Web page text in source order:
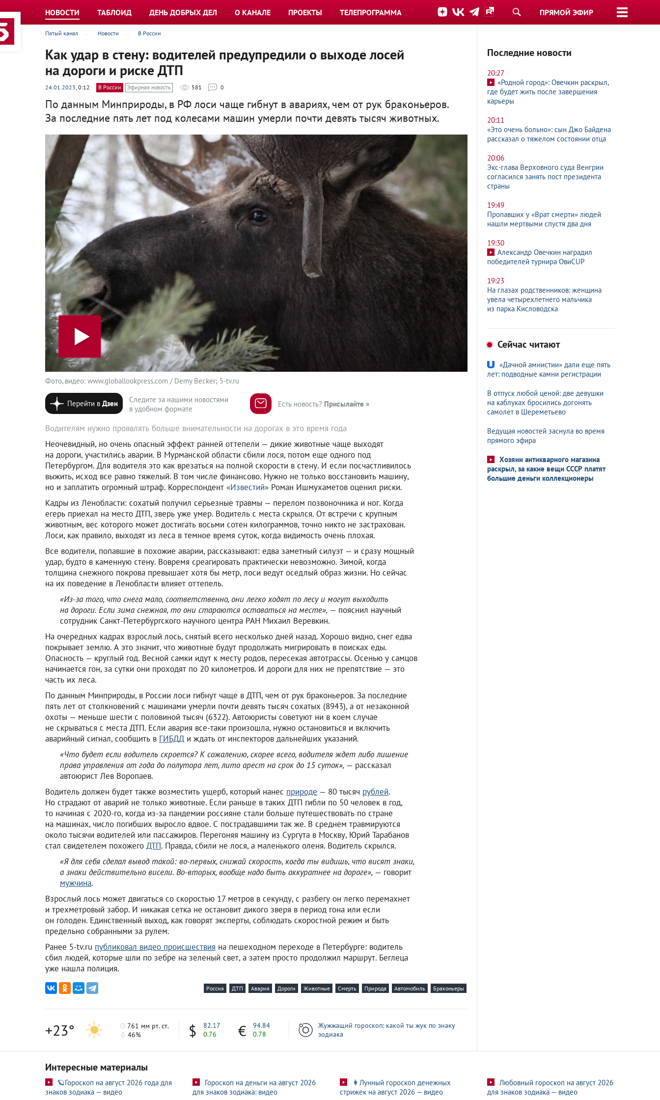
ПРЯМОЙ ЭФИР
НОВОСТИ ТАБЛОИД ДЕНЬ ДОБРЫХ ДЕЛ О КАНАЛЕ ПРОЕКТЫ ТЕЛЕПРОГРАММА
Пятый канал Новости В России
Как удар в стену: водителей предупредили о выходе лосей
на дороги и риске ДТП
24.01.2023, 0:12 В России Эфирная новость 581 0
По данным Минприроды, в РФ лоси чаще гибнут в авариях, чем от рук браконьеров.
За последние пять лет под колесами машин умерли почти девять тысяч животных.
Фото, видео: www.globallookpress.com / Demy Becker; 5-tv.ru
Перейти вДзен
Следите за нашими новостями
в удобном формате
Есть новость? Присылайте »
Водителям нужно проявлять больше внимательности на дорогах в это время года
Неочевидный, но очень опасный эффект ранней оттепели — дикие животные чаще выходят
на дороги, участились аварии. В Мурманской области сбили лося, потом еще одного под
Петербургом. Для водителя это как врезаться на полной скорости в стену. И если посчастливилось
выжить, исход все равно тяжелый. В том числе финансово. Нужно не только восстановить машину,
но и заплатить огромный штраф. Корреспондент «Известий» Роман Ишмухаметов оценил риски.
Кадры из Ленобласти: сохатый получил серьезные травмы — перелом позвоночника и ног. Когда
егерь приехал на место ДТП, зверь уже умер. Водитель с места скрылся. От встречи с крупным
животным, вес которого может достигать восьми сотен килограммов, точно никто не застрахован.
Лоси, как правило, выходят из леса в темное время суток, когда видимость очень плохая.
Все водители, попавшие в похожие аварии, рассказывают: едва заметный силуэт — и сразу мощный
удар, будто в каменную стену. Вовремя среагировать практически невозможно. Зимой, когда
толщина снежного покрова превышает хотя бы метр, лоси ведут оседлый образ жизни. Но сейчас
на их поведение в Ленобласти влияет оттепель.
«Из-за того, что снега мало, соответственно, они легко ходят по лесу и могут выходить
на дороги. Если зима снежная, то они стараются оставаться на месте», — пояснил научный
сотрудник Санкт-Петербургского научного центра РАН Михаил Веревкин.
На очередных кадрах взрослый лось, снятый всего несколько дней назад. Хорошо видно, снег едва
покрывает землю. А это значит, что животные будут продолжать мигрировать в поисках еды.
Опасность — круглый год. Весной самки идут к месту родов, пересекая автотрассы. Осенью у самцов
начинается гон, за сутки они проходят по 20 километров. И дороги для них не препятствие — это
часть их леса.
По данным Минприроды, в России лоси гибнут чаще в ДТП, чем от рук браконьеров. За последние
пять лет от столкновений с машинами умерли почти девять тысяч сохатых (8943), а от незаконной
охоты — меньше шести с половиной тысяч (6322). Автоюристы советуют ни в коем случае
не скрываться с места ДТП. Если авария все-таки произошла, нужно остановиться и включить
аварийный сигнал, сообщить в ГИБДД и ждать от инспекторов дальнейших указаний.
«Что будет если водитель скроется? К сожалению, скорее всего, водителя ждет либо лишение
права управления от года до полутора лет, лито арест на срок до 15 суток», — рассказал
автоюрист Лев Воропаев.
Водитель должен будет также возместить ущерб, который нанес природе — 80 тысяч рублей.
Но страдают от аварий не только животные. Если раньше в таких ДТП гибли по 50 человек в год,
то начиная с 2020-го, когда из-за пандемии россияне стали больше путешествовать по стране
на машинах, число погибших выросло вдвое. С пострадавшими так же. В среднем травмируются
около тысячи водителей или пассажиров. Перегоняя машину из Сургута в Москву, Юрий Тарабанов
стал свидетелем похожего ДТП. Правда, сбили не лося, а маленького оленя. Водитель скрылся.
«Я для себя сделал вывод такой: во-первых, снижай скорость, когда ты видишь, что висят знаки,
а знаки действительно висели. Во-вторых, вообще надо быть аккуратнее на дороге», — говорит
мужчина.
Взрослый лось может двигаться со скоростью 17 метров в секунду, с разбегу он легко перемахнет
и трехметровый забор. И никакая сетка не остановит дикого зверя в период гона или если
он голоден. Единственный выход, как говорят эксперты, соблюдать скоростной режим и быть
предельно собранными за рулем.
Ранее 5-tv.ru публиковал видео происшествия на пешеходном переходе в Петербурге: водитель
сбил людей, которые шли по зебре на зеленый свет, а затем просто продолжил маршрут. Беглеца
уже нашла полиция.
Россия ДТП Авария Дороги Животные Смерть Природа Автомобиль Браконьеры
+23°
761 мм рт. ст.
46%
82.17
0.76
94.84
0.78
Жужжащий гороскоп: какой ты жук по знаку
зодиака
Последние новости
20:27
«Родной город»: Овечкин раскрыл,
где будет жить после завершения
карьеры
20:11
«Это очень больно»: сын Джо Байдена
рассказал о тяжелом состоянии отца
20:06
Экс-глава Верховного суда Венгрии
согласился занять пост президента
страны
19:49
Пропавших у «Врат смерти» людей
нашли мертвыми спустя два дня
19:30
Александр Овечкин наградил
победителей турнира ОвиCUP
19:23
На глазах родственников: женщина
увела четырехлетнего мальчика
из парка Кисловодска
Сейчас читают
«Дачной амнистии» дали еще пять
лет: подводные камни регистрации
В отпуск любой ценой: две девушки
на каблуках бросились догонять
самолет в Шереметьево
Ведущая новостей заснула во время
прямого эфира
Хозяин антикварного магазина
раскрыл, за какие вещи СССР платят
большие деньги коллекционеры
Интересные материалы
🪐Гороскоп на август 2026 года для
знаков зодиака — видео
Гороскоп на деньги на август 2026
для знаков зодиака: видео
👩Лунный гороскоп денежных
стрижек на август 2026 — видео
Любовный гороскоп на август 2026
для знаков зодиака — видео